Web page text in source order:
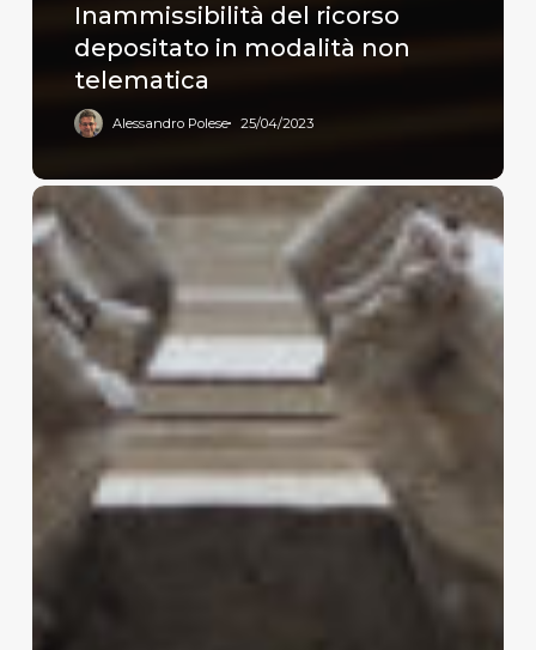
Inammissibilità del ricorso
depositato in modalità non
telematica
Alessandro Polese 25/04/2023
Ammissibilità
della
scansione
come
atto
principale